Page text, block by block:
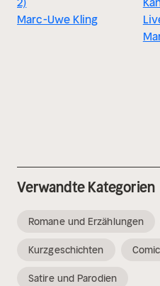
Marc-Uwe Kling
Verwandte Kategorien
Romane und Erzählungen
Kurzgeschichten
Satire und Parodien